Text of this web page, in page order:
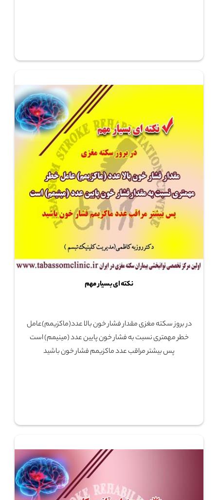
نکته ای بسیار مهم
در بروز سکته مغزی مقدار فشار خون بالا عدد(ماکزیمم)عامل
خطر مهمتری نسبت به فشار خون پایین عدد (مینیمم) است
پس بیشتر مراقب عدد ماکزیمم فشار خون باشید